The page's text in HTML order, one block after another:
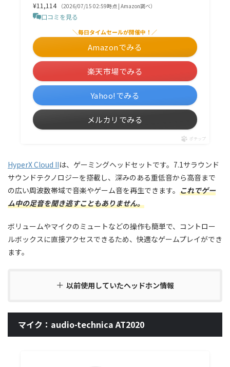
¥11,114 （2026/07/15 02:59時点 | Amazon調べ）
口コミを見る
＼毎日タイムセールが開催中！／
Amazonでみる
楽天市場でみる
Yahoo!でみる
メルカリでみる
ポチップ
HyperX Cloud IIは、ゲーミングヘッドセットです。7.1サラウンド
サウンドテクノロジーを搭載し、深みのある重低音から高音まで
の広い周波数帯域で音楽やゲーム音を再生できます。 これでゲー
ム中の足音を聞き逃すこともありません。
ボリュームやマイクのミュートなどの操作も簡単で、コントロー
ルボックスに直接アクセスできるため、快適なゲームプレイができ
ます。
以前使用していたヘッドホン情報
マイク：audio-technica AT2020